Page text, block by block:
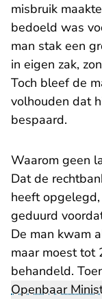
misbruik
bedoeld was
man stak een
in eigen zak,
Toch bleef de
volhouden dat
bespaard.
Waarom geen
Dat de
heeft
geduurd
De man kwam
maar moest tot
behandeld.
Openbaar